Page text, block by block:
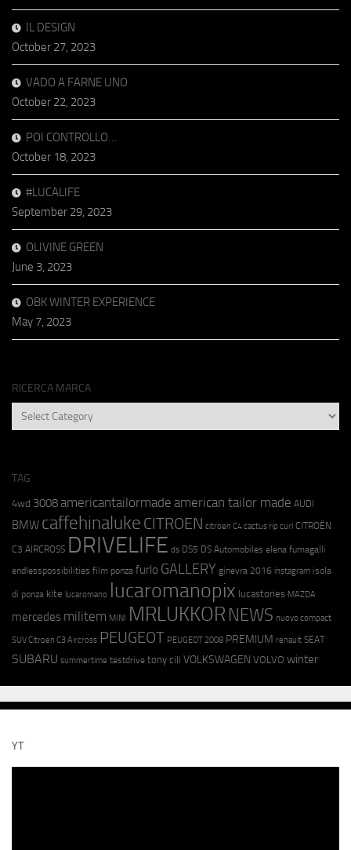
IL DESIGN
October 27, 2023
VADO A FARNE UNO
October 22, 2023
POI CONTROLLO…
October 18, 2023
#LUCALIFE
September 29, 2023
OLIVINE GREEN
June 3, 2023
OBK WINTER EXPERIENCE
May 7, 2023
RICERCA MARCA
RICERCA
MARCA
TAG
4wd 3008americantailormade american tailor made AUDI
BMW caffehinaluke CITROEN citroen C4 cactus rip curl CITROËN
C3 AIRCROSS DRIVELIFE ds DS5 DS Automobiles elena fumagalli
endlesspossibilities film ponza furlo GALLERY ginevra 2016 instagram isola
di ponza kite lucaromano lucaromanopix lucastories MAZDA
mercedes militem MINI MRLUKKOR NEWS nuovo compact
SUV Citroen C3 Aircross PEUGEOT PEUGEOT 2008 PREMIUM renault SEAT
SUBARU summertime testdrive tony cili VOLKSWAGEN VOLVO winter
YT